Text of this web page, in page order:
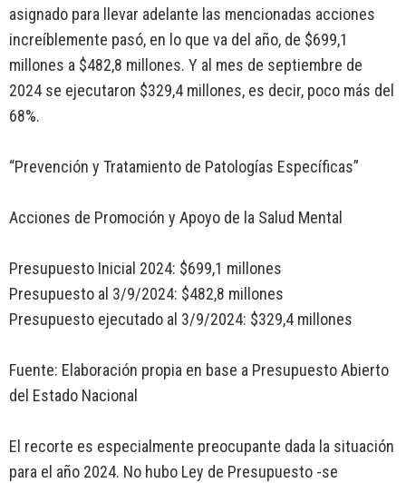
asignado para llevar adelante las mencionadas acciones
increíblemente pasó, en lo que va del año, de $699,1
millones a $482,8 millones. Y al mes de septiembre de
2024 se ejecutaron $329,4 millones, es decir, poco más del
68%.
“Prevención y Tratamiento de Patologías Específicas”
Acciones de Promoción y Apoyo de la Salud Mental
Presupuesto Inicial 2024: $699,1 millones
Presupuesto al 3/9/2024: $482,8 millones
Presupuesto ejecutado al 3/9/2024: $329,4 millones
Fuente: Elaboración propia en base a Presupuesto Abierto
del Estado Nacional
El recorte es especialmente preocupante dada la situación
para el año 2024. No hubo Ley de Presupuesto -se